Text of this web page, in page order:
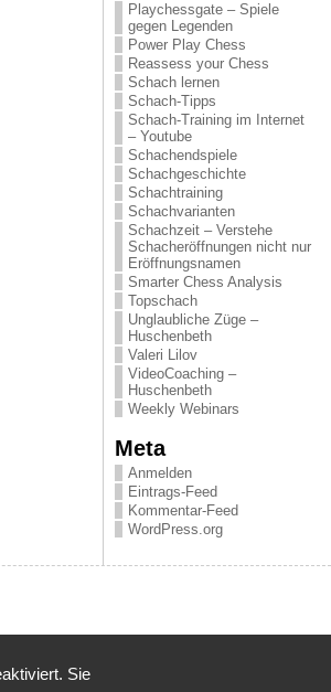
Playchessgate – Spiele
gegen Legenden
Power Play Chess
Reassess your Chess
Schach lernen
Schach-Tipps
Schach-Training im Internet
– Youtube
Schachendspiele
Schachgeschichte
Schachtraining
Schachvarianten
Schachzeit – Verstehe
Schacheröffnungen nicht nur
Eröffnungsnamen
Smarter Chess Analysis
Topschach
Unglaubliche Züge –
Huschenbeth
Valeri Lilov
VideoCoaching –
Huschenbeth
Weekly Webinars
Meta
Anmelden
Eintrags-Feed
Kommentar-Feed
WordPress.org
Sie